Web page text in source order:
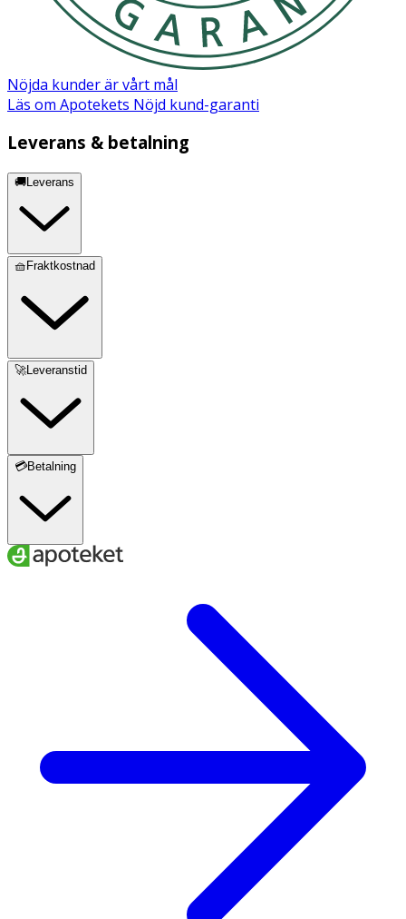
Nöjda kunder är vårt mål
Läs om Apotekets Nöjd kund-garanti
Leverans & betalning
🚚Leverans
🧺Fraktkostnad
🚀Leveranstid
💳Betalning